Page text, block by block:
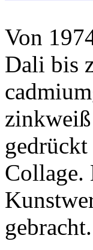
Von
Dali bis
Collage.
gebracht.